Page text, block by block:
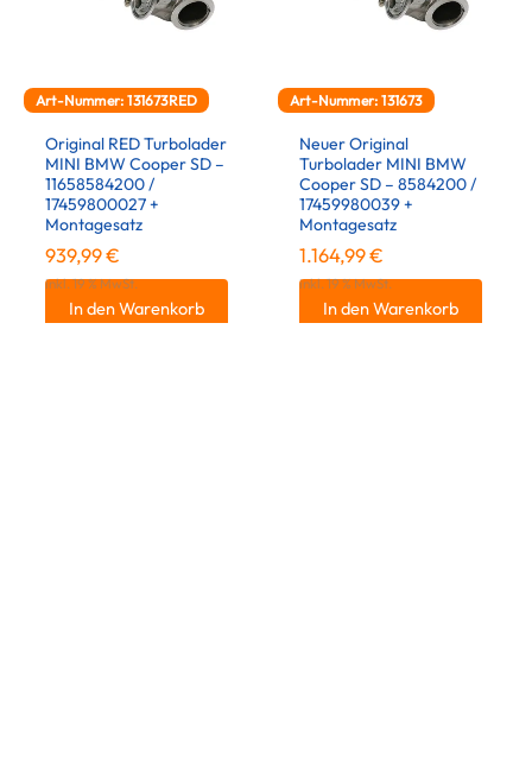
Art-Nummer: 131673RED
Original RED Turbolader
MINI BMW Cooper SD –
11658584200 /
17459800027 +
Montagesatz
939,99€
inkl. 19 % MwSt.
In den Warenkorb
Art-Nummer: 131673
Neuer Original
Turbolader MINI BMW
Cooper SD – 8584200 /
17459980039 +
Montagesatz
1.164,99€
inkl. 19 % MwSt.
In den Warenkorb